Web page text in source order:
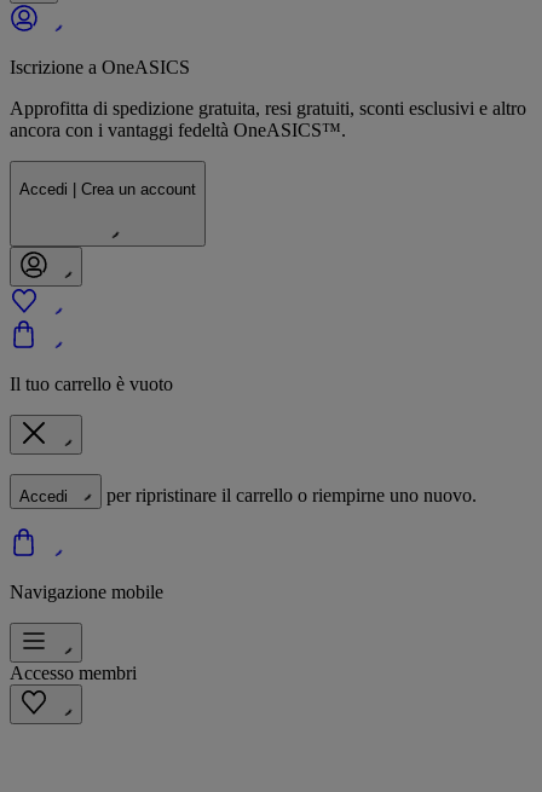
Iscrizione a OneASICS
Approfitta di spedizione gratuita, resi gratuiti, sconti esclusivi e altro
ancora con i vantaggi fedeltà OneASICS™.
Accedi | Crea un account
Il tuo carrello è vuoto
Accedi per ripristinare il carrello o riempirne uno nuovo.
Navigazione mobile
Accesso membri